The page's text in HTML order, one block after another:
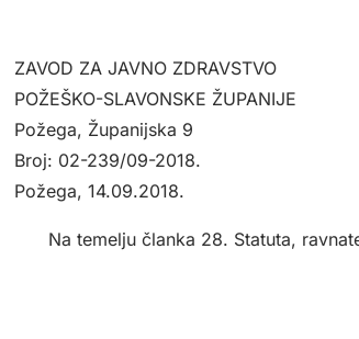
ZAVOD ZA JAVNO ZDRAVSTVO
POŽEŠKO-SLAVONSKE ŽUPANIJE
Požega, Županijska 9
Broj: 02-239/09-2018.
Požega, 14.09.2018.
Na temelju članka 28. Statuta,